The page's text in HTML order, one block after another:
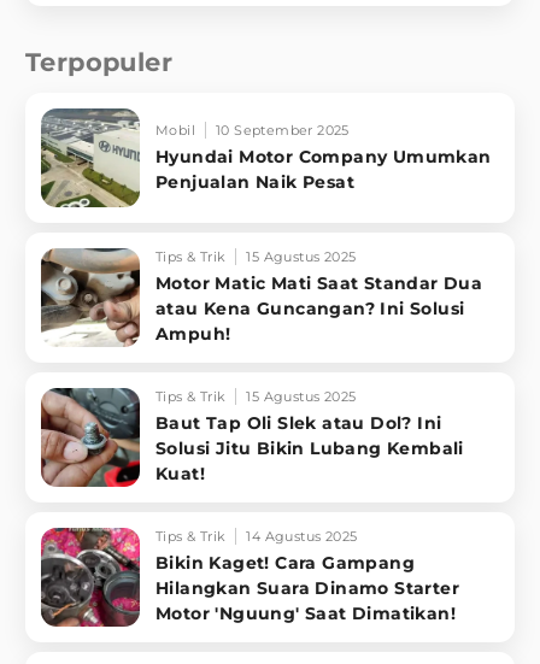
Terpopuler
Mobil 10 September 2025
Hyundai Motor Company Umumkan
Penjualan Naik Pesat
Tips & Trik 15 Agustus 2025
Motor Matic Mati Saat Standar Dua
atau Kena Guncangan? Ini Solusi
Ampuh!
Tips & Trik 15 Agustus 2025
Baut Tap Oli Slek atau Dol? Ini
Solusi Jitu Bikin Lubang Kembali
Kuat!
Tips & Trik 14 Agustus 2025
Bikin Kaget! Cara Gampang
Hilangkan Suara Dinamo Starter
Motor 'Nguung' Saat Dimatikan!